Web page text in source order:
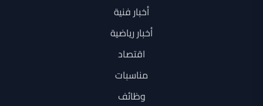
أخبار فنية
أخبار رياضية
اقتصاد
مناسبات
وظائف